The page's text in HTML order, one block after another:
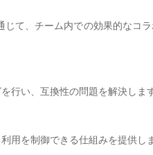
て、チーム内での効果的なコ
行い、互換性の問題を解決します
用を制御できる仕組みを提供しま